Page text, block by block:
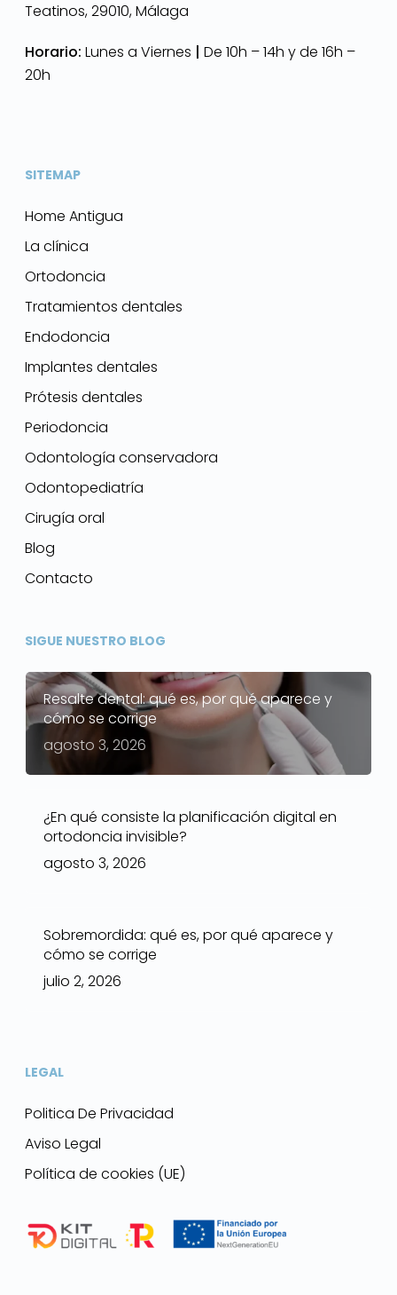
Teatinos, 29010, Málaga
Horario: Lunes a Viernes | De 10h – 14h y de 16h –
20h
SITEMAP
Home Antigua
La clínica
Ortodoncia
Tratamientos dentales
Endodoncia
Implantes dentales
Prótesis dentales
Periodoncia
Odontología conservadora
Odontopediatría
Cirugía oral
Blog
Contacto
SIGUE NUESTRO BLOG
Resalte dental: qué es, por qué aparece y
cómo se corrige
agosto 3, 2026
¿En qué consiste la planificación digital en
ortodoncia invisible?
agosto 3, 2026
Sobremordida: qué es, por qué aparece y
cómo se corrige
julio 2, 2026
LEGAL
Politica De Privacidad
Aviso Legal
Política de cookies (UE)